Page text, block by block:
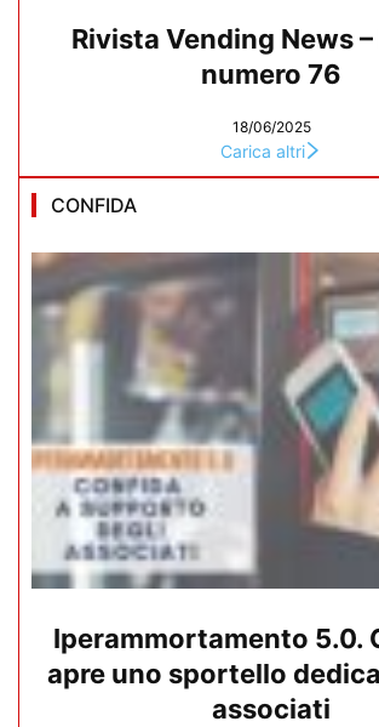
Rivista Vending News
numero 76
18/06/2025
Carica altri
CONFIDA
Iperammortamento 5.0.
apre uno sportello
associati